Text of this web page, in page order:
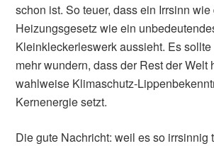
schon ist. So teuer, dass ein Irrsinn wie
Heizungsgesetz wie ein
Kleinkleckerleswerk aussieht. Es
mehr wundern, dass der Rest der Welt
wahlweise Klimaschutz-
Kernenergie setzt.
Die gute Nachricht: weil es so irrsinnig